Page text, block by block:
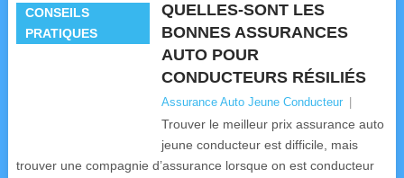
CONSEILS
PRATIQUES
QUELLES-SONT LES
BONNES ASSURANCES
AUTO POUR
CONDUCTEURS RÉSILIÉS
Assurance Auto Jeune Conducteur
Trouver le meilleur prix assurance auto
jeune conducteur est difficile, mais
trouver une compagnie d’assurance lorsque on est conducteur